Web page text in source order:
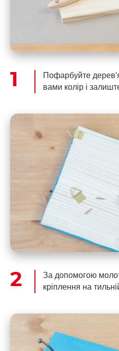
Пофарбуйте
вами колір і
За допомогою
кріплення на